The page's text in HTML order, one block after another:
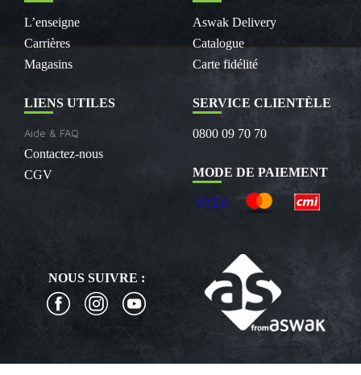
L’enseigne
Carrières
Magasins
Aswak Delivery
Catalogue
Carte fidélité
LIENS UTILES
Aide & FAQ
Contactez-nous
CGV
SERVICE CLIENTÈLE
0800 09 70 70
MODE DE PAIEMENT
NOUS SUIVRE :